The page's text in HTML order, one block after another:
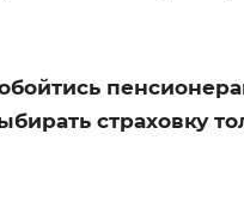
страховку